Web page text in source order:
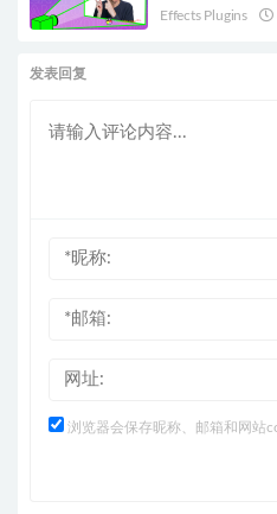
Effects Plugins
发表回复
浏览器会保存昵称、邮箱和网站